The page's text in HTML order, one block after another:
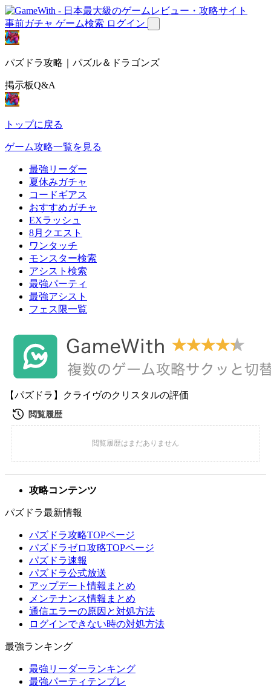
事前ガチャ ゲーム検索 ログイン
パズドラ攻略｜パズル＆ドラゴンズ
掲示板Q&A
トップに戻る
ゲーム攻略一覧を見る
最強リーダー
夏休みガチャ
コードギアス
おすすめガチャ
EXラッシュ
8月クエスト
ワンタッチ
モンスター検索
アシスト検索
最強パーティ
最強アシスト
フェス限一覧
【パズドラ】クライヴのクリスタルの評価
攻略コンテンツ
パズドラ最新情報
パズドラ攻略TOPページ
パズドラゼロ攻略TOPページ
パズドラ速報
パズドラ公式放送
アップデート情報まとめ
メンテナンス情報まとめ
通信エラーの原因と対処方法
ログインできない時の対処方法
最強ランキング
最強リーダーランキング
最強パーティテンプレ